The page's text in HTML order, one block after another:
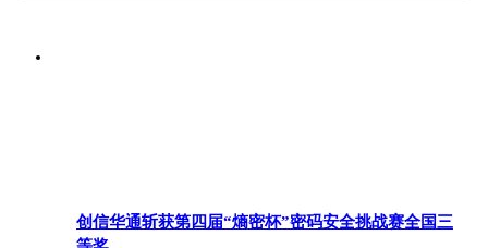
创信华通斩获第四届“熵密杯”密码安全挑战赛全国三